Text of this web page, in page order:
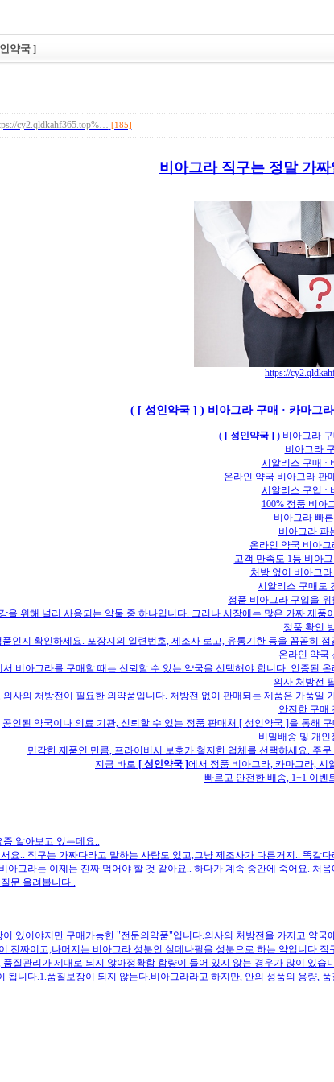
약국 ]
cy2.qldkahf365.top%… [185]
비아그라 직구는 정말 가
https://
( [ 성인약국 ] ) 비아그라 구매 · 카마그
( [ 성인약국 ] ) 비아그라
비아그라
시알리스 구매 ·
온라인 약국 비아그라 판
시알리스 구입 ·
100% 정품 비아
비아그라 빠
비아그라 파
온라인 약국 비아그
고객 만족도 1등 비아
처방 없이 비아그
시알리스 구매도
정품 비아그라 구입을 위
을 위해 널리 사용되는 약물 중 하나입니다. 그러나 시장에는 많은 가짜 제
정품 확인
인지 확인하세요. 포장지의 일련번호, 제조사 로고, 유통기한 등을 꼼꼼히
온라인 약국
서 비아그라를 구매할 때는 신뢰할 수 있는 약국을 선택해야 합니다. 인증된
의사 처방전
사의 처방전이 필요한 의약품입니다. 처방전 없이 판매되는 제품은 가품
안전한 구매
공인된 약국이나 의료 기관, 신뢰할 수 있는 정품 판매처 [ 성인약국 ]을 통해
비밀배송 및 개인
민감한 제품인 만큼, 프라이버시 보호가 철저한 업체를 선택하세요. 주
지금 바로 [ 성인약국 ]에서 정품 비아그라, 카마그라, 시
빠르고 안전한 배송, 1+1 이벤
알아보고 있는데요..
요.. 직구는 가짜다라고 말하는 사람도 있고,그냥 제조사가 다른거지.. 똑같
아그라는 이제는 진짜 먹어야 할 것 같아요.. 하다가 계속 중간에 죽어요.
문 올려봅니다..
있어야지만 구매가능한 "전문의약품"입니다.의사의 처방전을 가지고 약
진짜이고,나머지는 비아그라 성분인 실데나필을 성분으로 하는 약입니다.
질관리가 제대로 되지 않아정확함 함량이 들어 있지 않는 경우가 많이 있
됩니다.1.품질보장이 되지 않는다.비아그라라고 하지만, 안의 성품의 용량,